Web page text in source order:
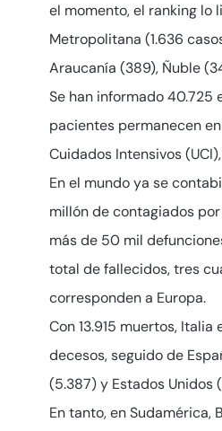
el momento, el ranking lo
Metropolitana (1.636
Araucanía (389), Ñuble
Se han informado 40.725
pacientes permanecen
Cuidados Intensivos
En el mundo ya se
millón de contagiados
más de 50 mil
total de fallecidos, tres
corresponden a Europa.
Con 13.915 muertos, Italia
decesos, seguido de
(5.387) y Estados Unidos
En tanto, en Sudamérica,